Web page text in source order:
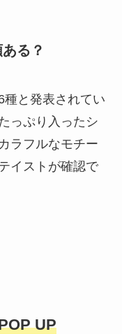
る？
種と発表されてい
っぷり入ったシ
ラフルなモチー
イストが確認で
UP